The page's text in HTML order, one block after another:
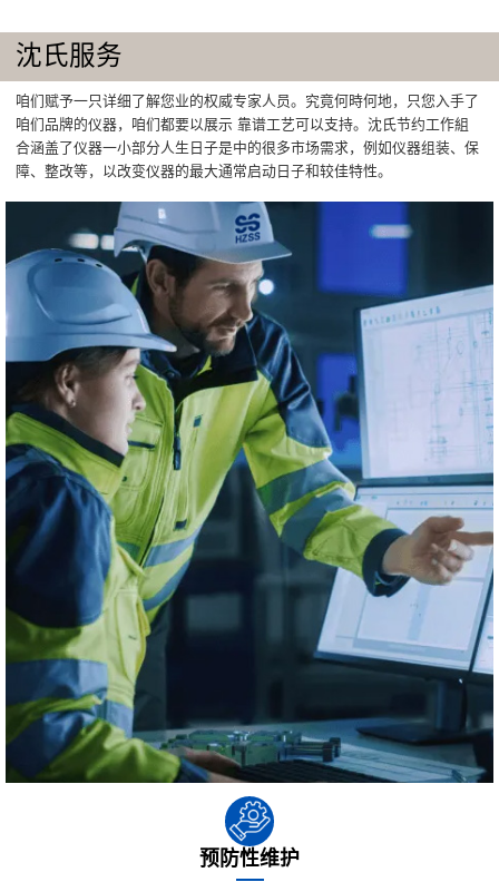
沈氏服务
咱们赋予一只详细了解您业的权威专家人员。究竟何時何地，只您入手了
咱们品牌的仪器，咱们都要以展示 靠谱工艺可以支持。沈氏节约工作組
合涵盖了仪器一小部分人生日子是中的很多市场需求，例如仪器组装、保
障、整改等，以改变仪器的最大通常启动日子和较佳特性。
预防性维护